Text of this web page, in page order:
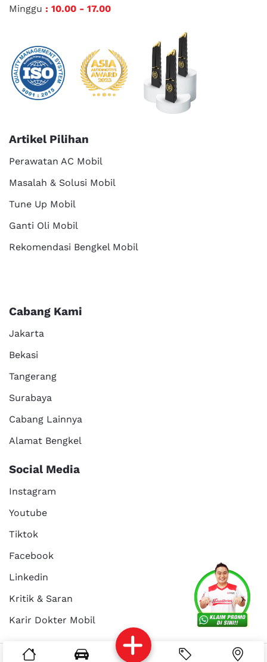
Services About Us
Kritik dan
Reservasi Career
Minggu : 10.00 - 17.00
Artikel Pilihan
Perawatan AC Mobil
Masalah & Solusi Mobil
Tune Up Mobil
Ganti Oli Mobil
Rekomendasi Bengkel Mobil
Cabang Kami
Jakarta
Bekasi
Tangerang
Surabaya
Cabang Lainnya
Alamat Bengkel
Social Media
Instagram
Youtube
Tiktok
Facebook
Linkedin
Kritik & Saran
Karir Dokter Mobil